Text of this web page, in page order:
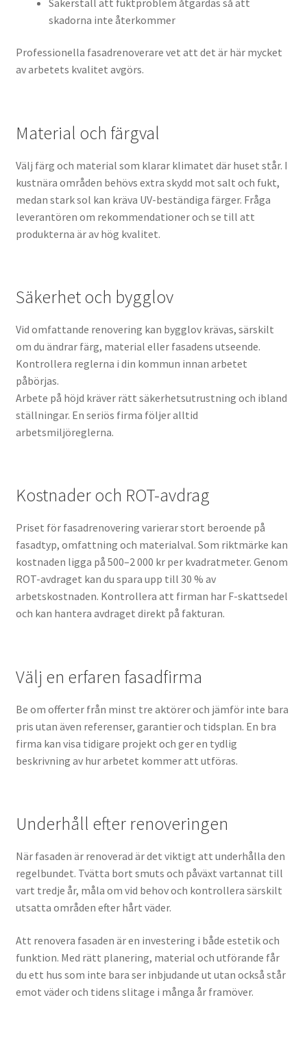
skadorna inte återkommer
Professionella fasadrenoverare vet att det är här mycket
av arbetets kvalitet avgörs.
Material och färgval
Välj färg och material som klarar klimatet där huset står. I
kustnära områden behövs extra skydd mot salt och fukt,
medan stark sol kan kräva UV-beständiga färger. Fråga
leverantören om rekommendationer och se till att
produkterna är av hög kvalitet.
Säkerhet och bygglov
Vid omfattande renovering kan bygglov krävas, särskilt
om du ändrar färg, material eller fasadens utseende.
Kontrollera reglerna i din kommun innan arbetet
påbörjas.
Arbete på höjd kräver rätt säkerhetsutrustning och ibland
ställningar. En seriös firma följer alltid
arbetsmiljöreglerna.
Kostnader och ROT-avdrag
Priset för fasadrenovering varierar stort beroende på
fasadtyp, omfattning och materialval. Som riktmärke kan
kostnaden ligga på 500–2 000 kr per kvadratmeter. Genom
ROT-avdraget kan du spara upp till 30 % av
arbetskostnaden. Kontrollera att firman har F-skattsedel
och kan hantera avdraget direkt på fakturan.
Välj en erfaren fasadfirma
Be om offerter från minst tre aktörer och jämför inte bara
pris utan även referenser, garantier och tidsplan. En bra
firma kan visa tidigare projekt och ger en tydlig
beskrivning av hur arbetet kommer att utföras.
Underhåll efter renoveringen
När fasaden är renoverad är det viktigt att underhålla den
regelbundet. Tvätta bort smuts och påväxt vartannat till
vart tredje år, måla om vid behov och kontrollera särskilt
utsatta områden efter hårt väder.
Att renovera fasaden är en investering i både estetik och
funktion. Med rätt planering, material och utförande får
du ett hus som inte bara ser inbjudande ut utan också står
emot väder och tidens slitage i många år framöver.